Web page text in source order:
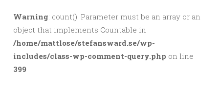
Warning: count(): Parameter must be an array or an
object that implements Countable in
/home/mattlose/stefansward.se/wp-
includes/class-wp-comment-query.php on line
399